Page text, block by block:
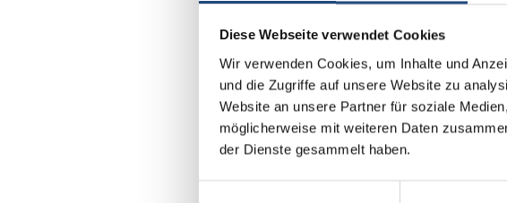
Diese Webseite verwendet Cookies
Wir verwenden Cookies, um Inhalte und
und die Zugriffe auf unsere Website zu
Website an unsere Partner für soziale
möglicherweise mit weiteren Daten
der Dienste gesammelt haben.
14:30 Uhr -Themenblock (2)
16:00 Uhr -Q&A, Feedback,
Methodik:
Live-Webinar mit 100%